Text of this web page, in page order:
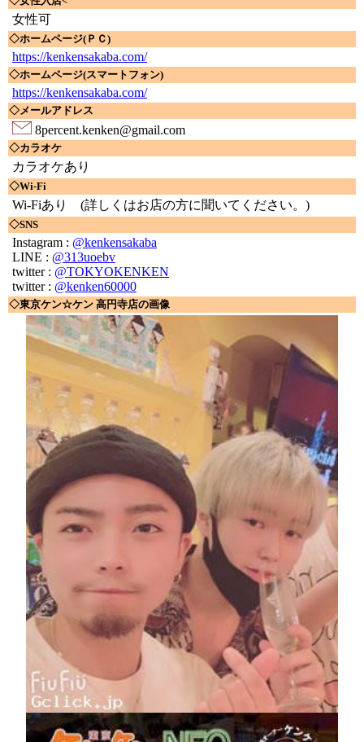
女性可
◇ホームページ(ＰＣ)
https://kenkensakaba.com/
◇ホームページ(スマートフォン)
https://kenkensakaba.com/
◇メールアドレス
8percent.kenken@gmail.com
◇カラオケ
カラオケあり
◇Wi-Fi
Wi-Fiあり (詳しくはお店の方に聞いてください。)
◇SNS
Instagram : @kenkensakaba
LINE : @313uoebv
twitter : @TOKYOKENKEN
twitter : @kenken60000
◇東京ケン☆ケン 高円寺店の画像